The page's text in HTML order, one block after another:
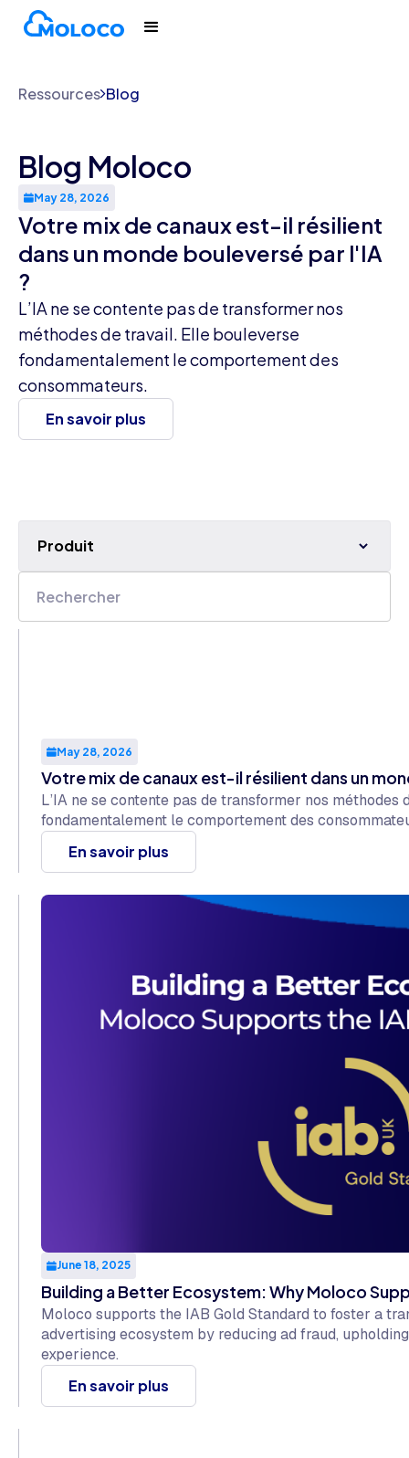
Ressources Blog
Blog Moloco
May 28, 2026
Votre mix de canaux est-il résilient
dans un monde bouleversé par l'IA
?
L’IA ne se contente pas de transformer nos
méthodes de travail. Elle bouleverse
fondamentalement le comportement des
consommateurs.
En savoir plus
Produit
May 28, 2026
Votre mix de canaux est-il résilient dans un
L’IA ne se contente pas de transformer nos
fondamentalement le comportement des
En savoir plus
June 18, 2025
Building a Better Ecosystem: Why Moloco
Moloco supports the IAB Gold Standard to foster a
advertising ecosystem by reducing ad fraud,
experience.
En savoir plus